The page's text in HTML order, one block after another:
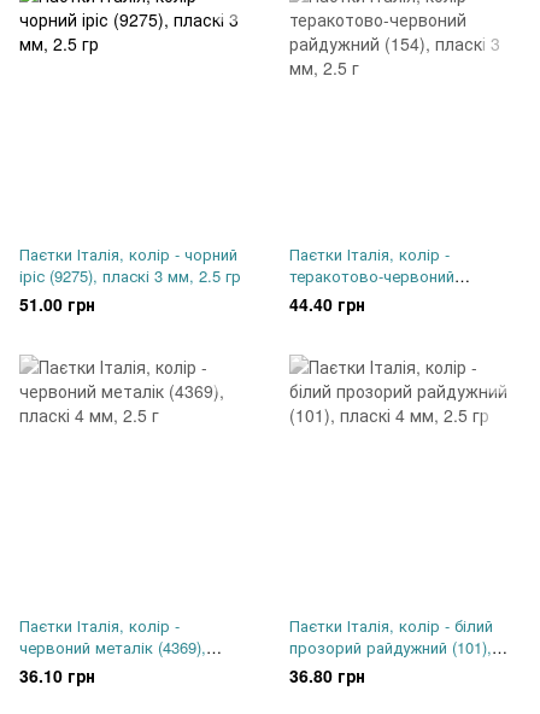
Паєтки Італія, колір - чорний
іріс (9275), пласкі 3 мм, 2.5 гр
51.00 грн
Паєтки Італія, колір -
теракотово-червоний
райдужний (154), пласкі 3 мм,
2.5 г
44.40 грн
Паєтки Італія, колір -
червоний металік (4369),
пласкі 4 мм, 2.5 г
36.10 грн
Паєтки Італія, колір - білий
прозорий райдужний (101),
пласкі 4 мм, 2.5 гр
36.80 грн